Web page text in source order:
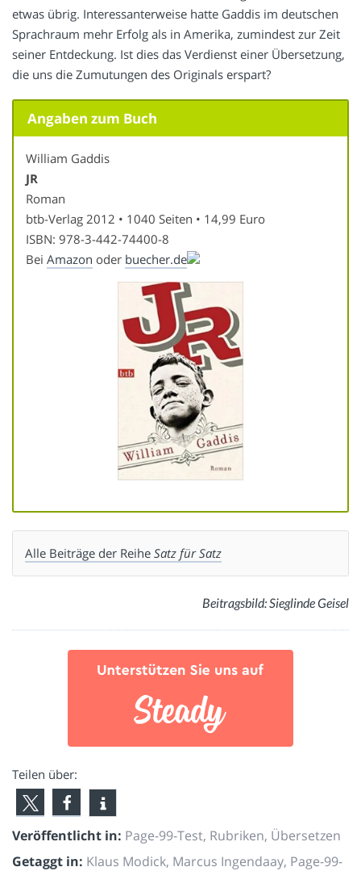
etwas übrig. Interessanterweise hatte Gaddis im deutschen
Sprachraum mehr Erfolg als in Amerika, zumindest zur Zeit
seiner Entdeckung. Ist dies das Verdienst einer Übersetzung,
die uns die Zumutungen des Originals erspart?
Angaben zum Buch
William Gaddis
JR
Roman
btb-Verlag 2012 • 1040 Seiten • 14,99 Euro
ISBN: 978-3-442-74400-8
Bei Amazon oder buecher.de
Alle Beiträge der Reihe Satz für Satz
Beitragsbild: Sieglinde Geisel
Teilen über:
Veröffentlicht in: Page-99-Test, Rubriken, Übersetzen
Getaggt in: Klaus Modick, Marcus Ingendaay, Page-99-